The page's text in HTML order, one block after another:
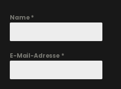
Name*
E-Mail-Adresse *